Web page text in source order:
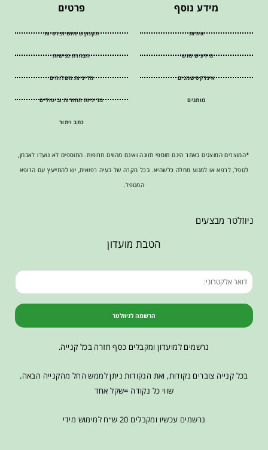
מידע נוסף
אודות
מידע שימושי
אינדקס שמנים
מותגים
פרטים
תקנון שימוש ופרטיות
הצהרת נגישות
מדיניות משלוחים
מדיניות החזרות וביטולים
כתב ויתור
*המוצרים המוצגים באתר הינם תוספי תזונה ואינם מהווים תרופות. התוספים לא נועדו לאבחן,
לטפל, לרפא או למנוע מחלה כלשהיא. בכל מקרה של בעיה רפואית, יש להתייעץ עם הרופא
המטפל.
ניוזלטר מבצעים
הטבת מועדון
הרשמה לניוזלטר
נרשמים למועדון ומקבלים כסף חזרה בכל קנייה.
בכל קנייה צוברים נקודות, ואת הנקודות ניתן לממש החל מהקנייה הבאה.
שווי כל נקודה =שקל אחד
נרשמים עכשיו ומקבלים 20 ש״ח למימוש מידי